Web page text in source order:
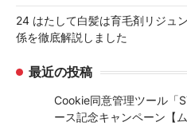
24 はたして白髪は育毛剤リジュ
係を徹底解説しました
最近の投稿
Cookie同意管理ツール「
ース記念キャンペーン【